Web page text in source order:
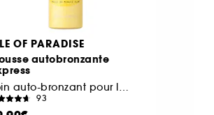
OF PARADISE
autobronzante
93